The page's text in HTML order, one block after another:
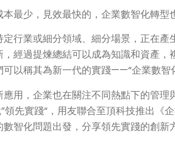
最少，見效最快的，企業數智化轉型
行業或細分領域、細分場景，正在產
經過提煉總結可以成為知識和資產，
以稱其為新一代的實踐——“企業數智
用，企業也在關注不同熱點下的管理
領先實踐“，用友聯合至頂科技推出《
智化問題出發，分享領先實踐的創新